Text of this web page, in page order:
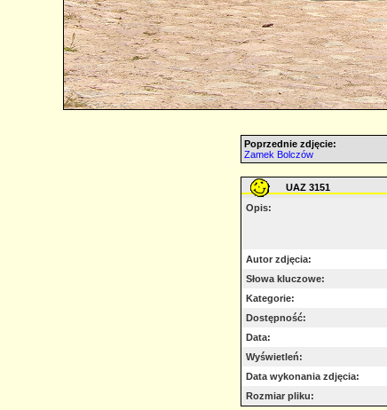
Poprzednie zdjęcie:
Zamek Bolczów
UAZ 3151
Opis:
Autor zdjęcia:
Słowa kluczowe:
Kategorie:
Dostępność:
Data:
Wyświetleń:
Data wykonania zdjęcia:
Rozmiar pliku: